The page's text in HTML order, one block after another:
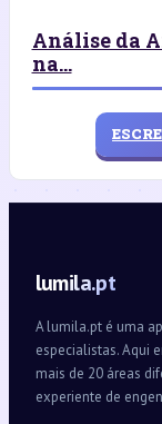
Análise da
na...
lumila.pt
A lumila.pt é uma
especialistas. Aqui
mais de 20 áreas
experiente de